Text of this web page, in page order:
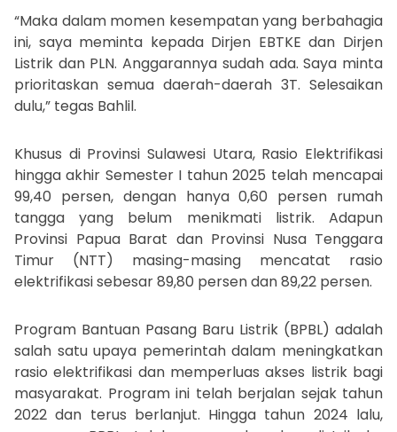
“Maka dalam momen kesempatan yang berbahagia
ini, saya meminta kepada Dirjen EBTKE dan Dirjen
Listrik dan PLN. Anggarannya sudah ada. Saya minta
prioritaskan semua daerah-daerah 3T. Selesaikan
dulu,” tegas Bahlil.
Khusus di Provinsi Sulawesi Utara, Rasio Elektrifikasi
hingga akhir Semester I tahun 2025 telah mencapai
99,40 persen, dengan hanya 0,60 persen rumah
tangga yang belum menikmati listrik. Adapun
Provinsi Papua Barat dan Provinsi Nusa Tenggara
Timur (NTT) masing-masing mencatat rasio
elektrifikasi sebesar 89,80 persen dan 89,22 persen.
Program Bantuan Pasang Baru Listrik (BPBL) adalah
salah satu upaya pemerintah dalam meningkatkan
rasio elektrifikasi dan memperluas akses listrik bagi
masyarakat. Program ini telah berjalan sejak tahun
2022 dan terus berlanjut. Hingga tahun 2024 lalu,